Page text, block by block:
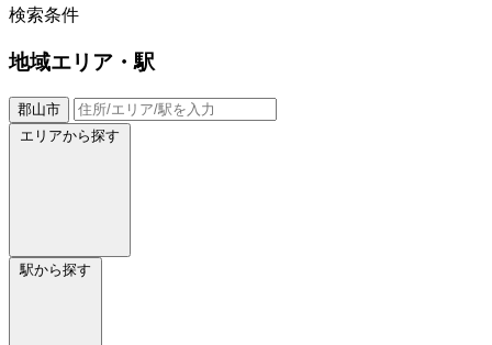
検索条件
地域エリア・駅
郡山市
エリアから探す
駅から探す